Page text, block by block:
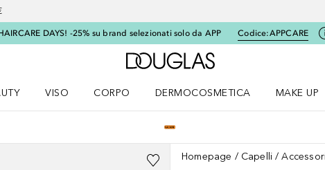
DAYS! -25% su brand selezionati solo da APP Codice:APPCARE
A Douglas Home
VISO
CORPO
DERMOCOSMETICA
MAKE UP
Homepage Capelli